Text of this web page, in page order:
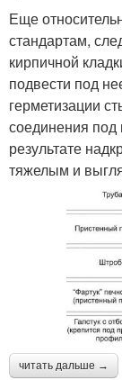
Еще
стандартам,
кирпичной
подвести под
герметизации
соединения под
результате
тяжелым и
читать дальше →